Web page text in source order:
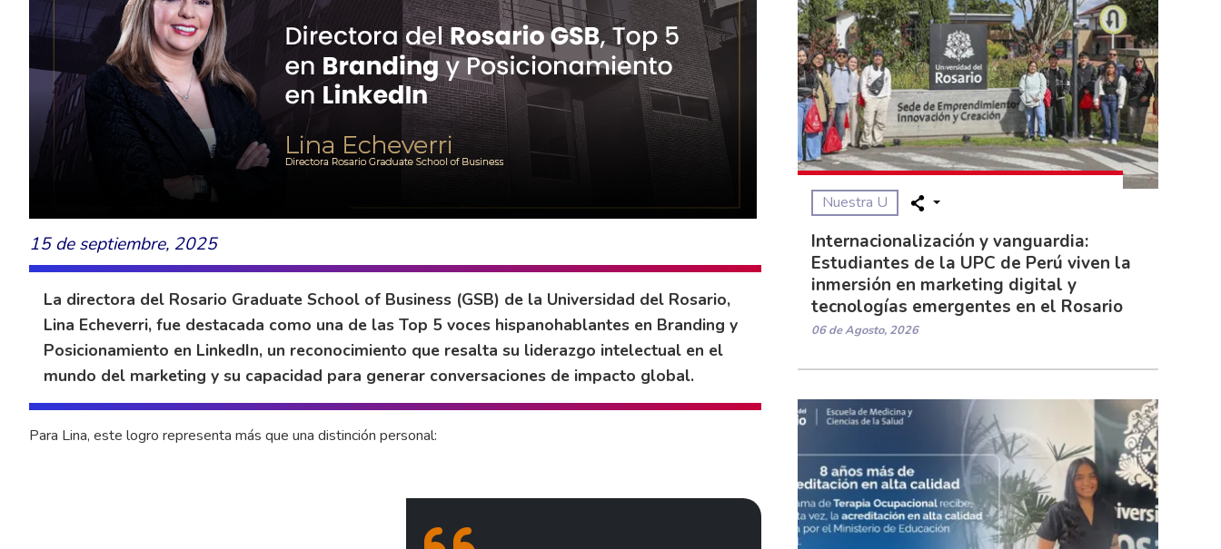
15 de septiembre, 2025
La directora del Rosario Graduate School of Business (GSB) de la Universidad del Rosario,
Lina Echeverri, fue destacada como una de las Top 5 voces hispanohablantes en Branding y
Posicionamiento en LinkedIn, un reconocimiento que resalta su liderazgo intelectual en el
mundo del marketing y su capacidad para generar conversaciones de impacto global.
Para Lina, este logro representa más que una distinción personal:
Nuestra U
Internacionalización y vanguardia:
Estudiantes de la UPC de Perú viven la
inmersión en marketing digital y
tecnologías emergentes en el Rosario
06 de Agosto, 2026